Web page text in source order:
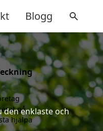
Blogg
enklaste och
på
hjälpa